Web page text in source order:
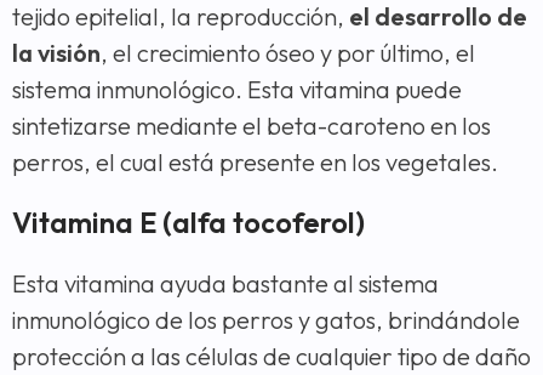
tejido epitelial, la reproducción, el desarrollo de
la visión, el crecimiento óseo y por último, el
sistema inmunológico. Esta vitamina puede
sintetizarse mediante el beta-caroteno en los
perros, el cual está presente en los vegetales.
Vitamina E (alfa tocoferol)
Esta vitamina ayuda bastante al sistema
inmunológico de los perros y gatos, brindándole
protección a las células de cualquier tipo de daño